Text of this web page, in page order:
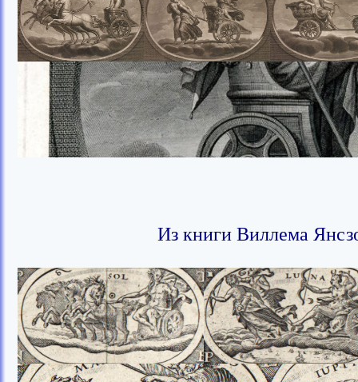
Из книги Виллема